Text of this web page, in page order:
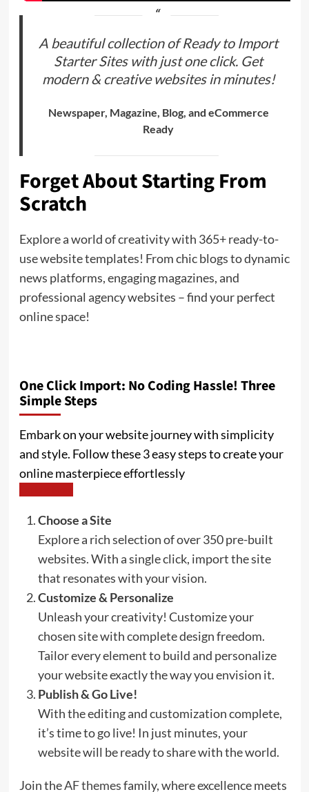
A beautiful collection of Ready to Import
Starter Sites with just one click. Get
modern & creative websites in minutes!
Newspaper, Magazine, Blog, and eCommerce
Ready
Forget About Starting From
Scratch
Explore a world of creativity with 365+ ready-to-
use website templates! From chic blogs to dynamic
news platforms, engaging magazines, and
professional agency websites – find your perfect
online space!
One Click Import: No Coding Hassle! Three
Simple Steps
Embark on your website journey with simplicity
and style. Follow these 3 easy steps to create your
online masterpiece effortlessly
Choose a Site
Explore a rich selection of over 350 pre-built
websites. With a single click, import the site
that resonates with your vision.
Customize & Personalize
Unleash your creativity! Customize your
chosen site with complete design freedom.
Tailor every element to build and personalize
your website exactly the way you envision it.
Publish & Go Live!
With the editing and customization complete,
it’s time to go live! In just minutes, your
website will be ready to share with the world.
Join theAF themesfamily, where excellence meets